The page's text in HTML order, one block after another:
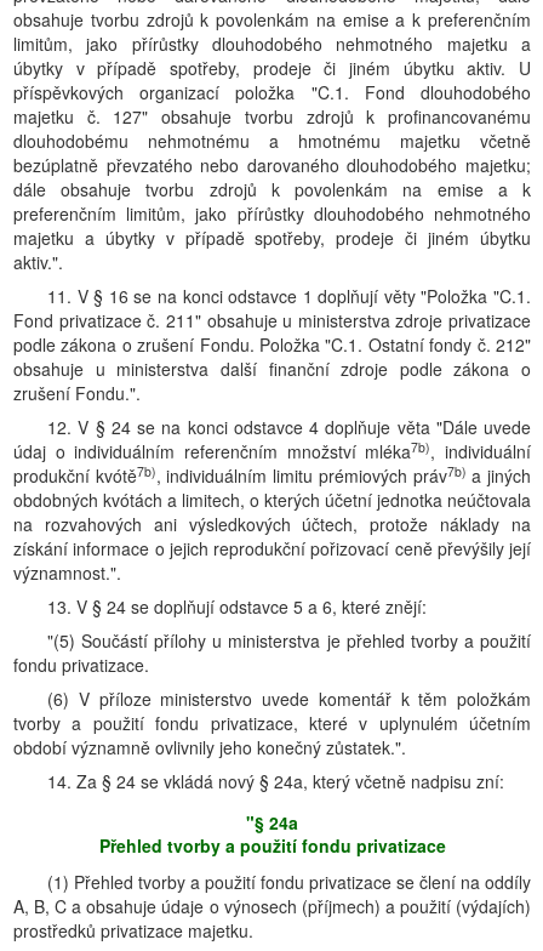
obsahuje tvorbu zdrojů k povolenkám na emise a k preferenčním
limitům, jako přírůstky dlouhodobého nehmotného majetku a
úbytky v případě spotřeby, prodeje či jiném úbytku aktiv. U
příspěvkových organizací položka "C.1. Fond dlouhodobého
majetku č. 127" obsahuje tvorbu zdrojů k profinancovanému
dlouhodobému nehmotnému a hmotnému majetku včetně
bezúplatně převzatého nebo darovaného dlouhodobého majetku;
dále obsahuje tvorbu zdrojů k povolenkám na emise a k
preferenčním limitům, jako přírůstky dlouhodobého nehmotného
majetku a úbytky v případě spotřeby, prodeje či jiném úbytku
aktiv.".
11. V § 16 se na konci odstavce 1 doplňují věty "Položka "C.1.
Fond privatizace č. 211" obsahuje u ministerstva zdroje privatizace
podle zákona o zrušení Fondu. Položka "C.1. Ostatní fondy č. 212"
obsahuje u ministerstva další finanční zdroje podle zákona o
zrušení Fondu.".
12. V § 24 se na konci odstavce 4 doplňuje věta "Dále uvede
údaj o individuálním referenčním množství mléka7b), individuální
produkční kvótě7b), individuálním limitu prémiových práv7b) a jiných
obdobných kvótách a limitech, o kterých účetní jednotka neúčtovala
na rozvahových ani výsledkových účtech, protože náklady na
získání informace o jejich reprodukční pořizovací ceně převýšily její
významnost.".
13. V § 24 se doplňují odstavce 5 a 6, které znějí:
"(5) Součástí přílohy u ministerstva je přehled tvorby a použití
fondu privatizace.
(6) V příloze ministerstvo uvede komentář k těm položkám
tvorby a použití fondu privatizace, které v uplynulém účetním
období významně ovlivnily jeho konečný zůstatek.".
14. Za § 24 se vkládá nový § 24a, který včetně nadpisu zní:
"§ 24a
Přehled tvorby a použití fondu privatizace
(1) Přehled tvorby a použití fondu privatizace se člení na oddíly
A, B, C a obsahuje údaje o výnosech (příjmech) a použití (výdajích)
prostředků privatizace majetku.